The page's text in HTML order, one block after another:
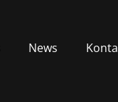
News